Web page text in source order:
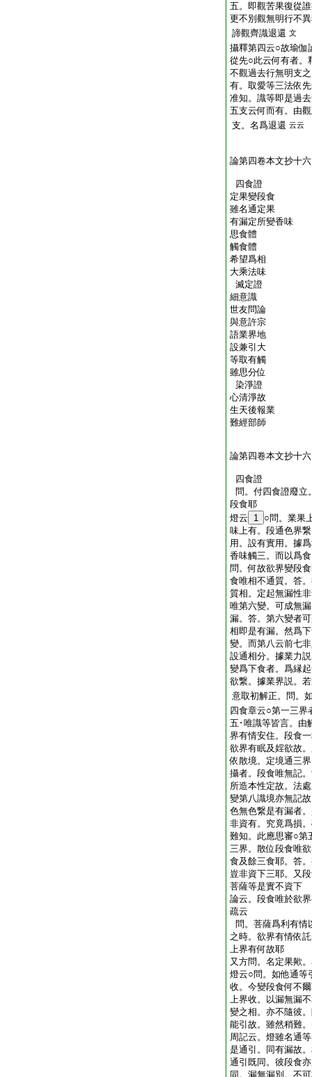
五。即觀苦果復從
更不別觀無明行不
諦觀齊識退還 文
攝釋第四云○故瑜伽
從先○此云何有者。
不觀過去行無明支
有。取愛等三法依
准知。識等即是過
五支云何而有。由
支。名爲退還 云云
論第四卷本文抄十
四食證
定果變段食
雖名通定果
有漏定所變香味
思食體
觸食體
希望爲相
大乘法味
滅定證
細意識
世友問論
與意許宗
語業界地
設兼引大
等取有觸
雖思分位
染淨證
心清淨故
生天後報業
難經部師
論第四卷本文抄十六
四食證
問。付四食證廢立
段食耶
燈云
1 ○問。業果
味上有。段通色界
用。設有實用。據
香味觸三。而以爲
問。何故欲界變段
食唯相不通質。答
質相。定起無漏性
唯第六變。可成無
漏。答。第六變者
相即是有漏。然爲
變。而第八云前七
設通相分。據業力
變爲下食者。爲縁
欲繋。據業界説。
意取初解正。問。
四食章云○第一三界
五･唯識等皆言。由
界有情安住。段食
欲界有眠及婬欲故
依散境。定境通三
攝者。段食唯無記
所造本性定故。法
變第八識境亦無記
色無色繋是有漏者
非資有。究竟爲損
難知。此應思審○第
三界。散位段食唯
食及餘三食耶。答
豈非資下三耶。又
菩薩等是實不資下
論云。段食唯於欲
疏云
問。菩薩爲利有情
之時。欲界有情依
上界有何故耶
又方問。名定果歟
燈云○問。如他通等
收。今變段食何不
上界收。以漏無漏
變之相。亦不隨彼
能引故。雖然稍難
周記云。燈雖名通
是通引。同有漏故
通引既同。彼段食
同。漏無漏別。不